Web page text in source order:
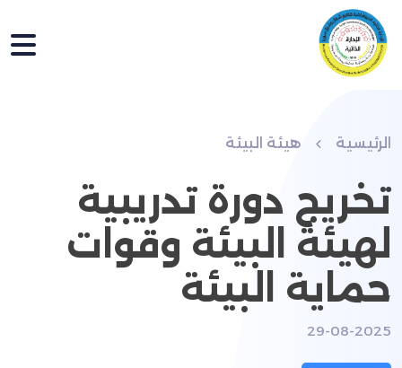
الرئيسية هيئة البيئة
تخريج دورة تدريبية
لهيئة البيئة وقوات
حماية البيئة
29-08-2025